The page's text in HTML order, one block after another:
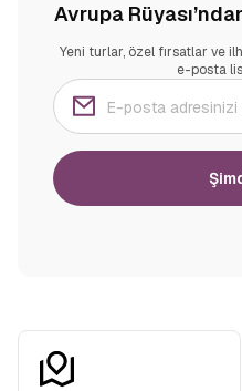
Avrupa
Yeni turlar, özel fırsatlar ve
e-posta